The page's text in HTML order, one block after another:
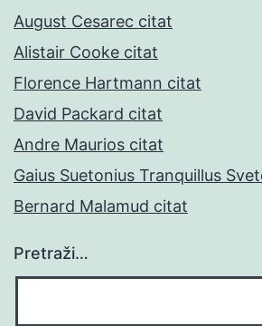
August Cesarec citat
Alistair Cooke citat
Florence Hartmann citat
David Packard citat
Andre Maurios citat
Gaius Suetonius Tranquillus
Bernard Malamud citat
Pretraži…